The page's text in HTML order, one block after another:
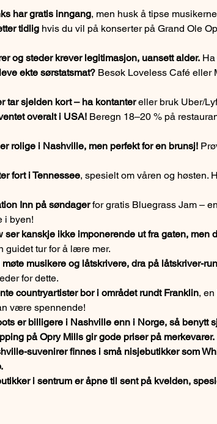
har gratis inngang, men husk å tipse
tidlig hvis du vil på konserter på Grand Ole
og steder krever legitimasjon, uansett alder.
ekte sørstatsmat? Besøk Loveless Café eller
tar sjelden kort – ha kontanter eller bruk Uber/
overalt i USA! Beregn 18–20 % på
rolige i Nashville, men perfekt for en brunsj!
fort i Tennessee, spesielt om våren og høsten.
Inn på søndager for gratis Bluegrass Jam –
i byen!
ser kanskje ikke imponerende ut fra gaten, men
guidet tur for å lære mer.
musikere og låtskrivere, dra på låtskriver-
for dette.
countryartister bor i området rundt Franklin,
være spennende!
er billigere i Nashville enn i Norge, så benytt
på Opry Mills gir gode priser på merkevarer.
suvenirer finnes i små nisjebutikker som
i sentrum er åpne til sent på kvelden,